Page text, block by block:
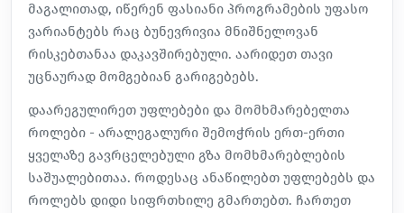
მაგალითად, იწერენ ფასიანი პროგრამების უფასო
ვარიანტებს რაც ბუნევრივია მნიშნელოვან
რისკებთანაა დაკავშირებული. აარიდეთ თავი
უცნაურად მომგებიან გარიგებებს.
დაარეგულირეთ უფლებები და მომხმარებელთა
როლები - არალეგალური შემოჭრის ერთ-ერთი
ყველაზე გავრცელებული გზა მომხმარებლების
საშუალებითაა. როდესაც ანაწილებთ უფლებებს და
როლებს დიდი სიფრთხილე გმართებთ. ჩართეთ